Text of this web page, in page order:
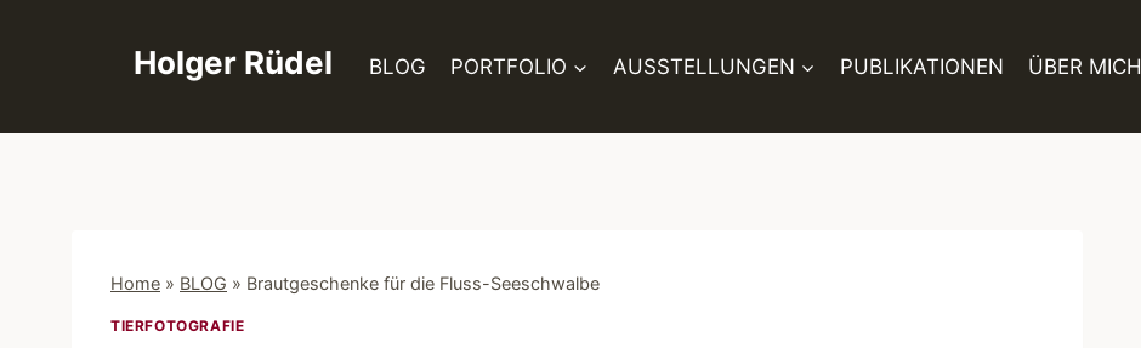
Holger Rüdel BLOG PORTFOLIO AUSSTELLUNGEN PUBLIKATIONEN ÜBER MICH
Home » BLOG » Brautgeschenke für die Fluss-Seeschwalbe
TIERFOTOGRAFIE